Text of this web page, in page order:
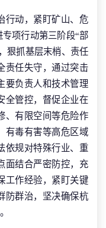
行动，紧盯矿山、危
项行动第三阶段“部
狠抓基层末梢、责任
责任失守，通过突击
要负责人和技术管理
全管控，督促企业在
、有限空间等危险作
有毒有害等高危区域
依规对特殊行业、重
面结合严密防控，充
工作经验，紧盯关键
防群治，坚决确保杭